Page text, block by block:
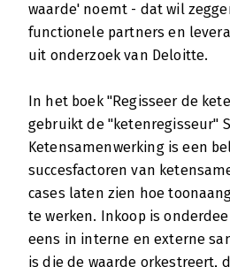
waarde' noemt - dat wil
functionele partners en
uit onderzoek van Deloitte.
In het boek "Regisseer de
gebruikt de "ketenregisseur"
Ketensamenwerking is een
succesfactoren van
cases laten zien hoe
te werken. Inkoop is
eens in interne en externe
is die de waarde orkestreert,